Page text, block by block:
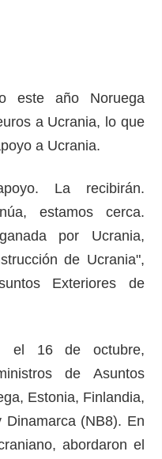
este año Noruega
a Ucrania, lo que
a Ucrania.
La recibirán.
estamos cerca.
por Ucrania,
de Ucrania",
Exteriores de
el 16 de octubre,
de Asuntos
Estonia, Finlandia,
Dinamarca (NB8). En
abordaron el